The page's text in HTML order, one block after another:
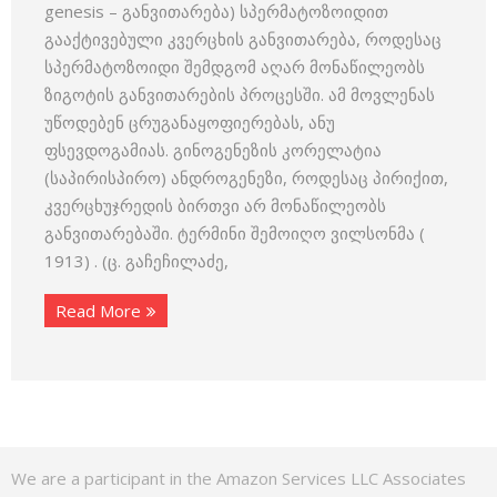
genesis – განვითარება) სპერმატოზოიდით
გააქტივებული კვერცხის განვი­თარება, როდესაც
სპერმატოზოიდი შემდგომ აღარ მონაწილეობს
ზი­გოტის განვითარების პროცესში. ამ მოვლენას
უწოდებენ ცრუგანაყო­ფიერებას, ანუ
ფსევდოგამიას. გინოგენეზის კორელატია
(საპირისპირო) ანდროგენეზი, როდესაც პირიქით,
კვერცხუჯრედის ბირთვი არ მონაწილეობს
განვითარებაში. ტერმინი შემოიღო ვილსონმა (
1913) . (ც. გაჩეჩილაძე,
Read More
We are a participant in the Amazon Services LLC Associates